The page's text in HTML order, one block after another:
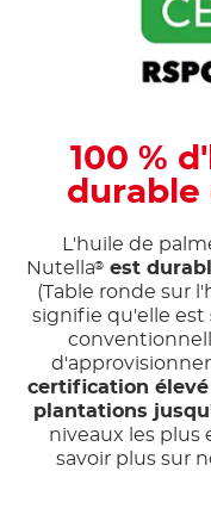
100 %
durable
L'huile de
Nutella® est
(Table ronde sur
signifie qu'elle est
certification
plantations
niveaux les plus
savoir plus sur